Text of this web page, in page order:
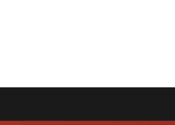
Place Match: 18 July, और